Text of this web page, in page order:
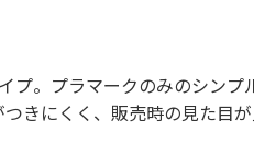
。プラマークのみのシンプ
きにくく、販売時の見た目